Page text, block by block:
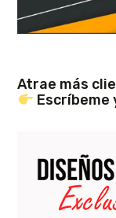
Atrae más
Escríbeme